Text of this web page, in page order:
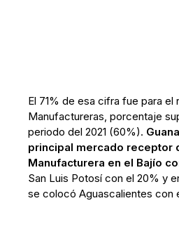
El 71% de esa cifra fue para el
Manufactureras, porcentaje
periodo del 2021 (60%).
principal mercado receptor
Manufacturera en el Bajío
San Luis Potosí con el 20% y
se colocó Aguascalientes con